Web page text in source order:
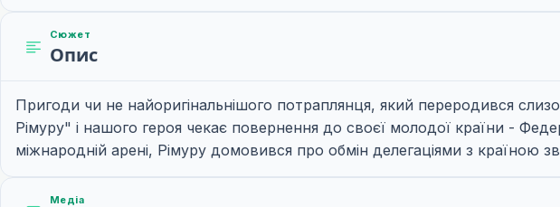
Сюжет
Опис
Пригоди чи не найоригінальнішого потраплянця, який переродився
Рімуру" і нашого героя чекає повернення до своєї молодої країни -
міжнародній арені, Рімуру домовився про обмін делегаціями з країною
Медіа